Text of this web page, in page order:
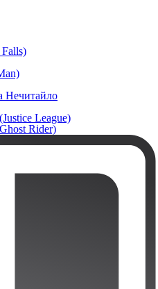
Нечитайло
League)
Rider)